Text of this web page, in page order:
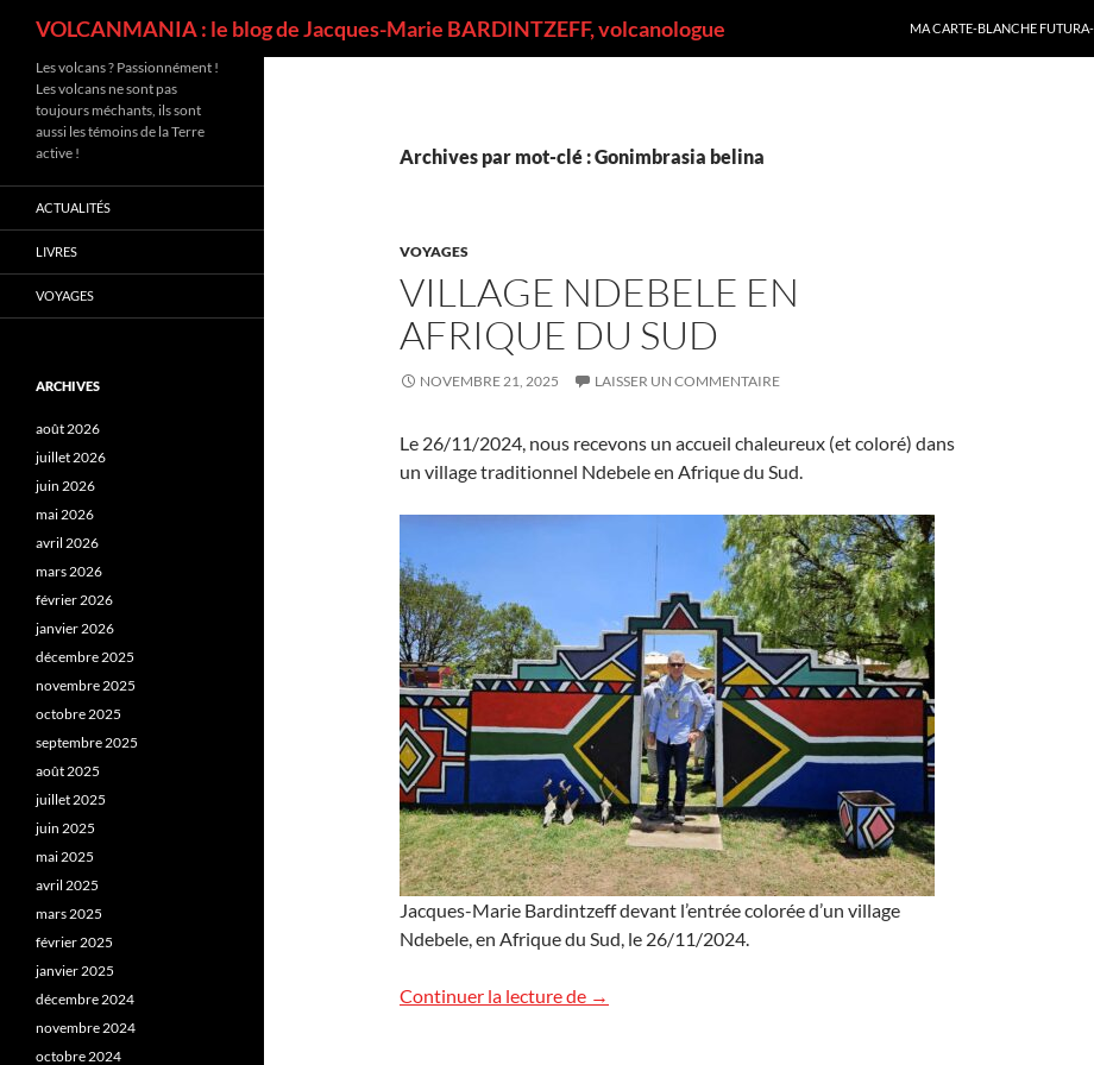
VOLCANMANIA : le blog de Jacques-Marie BARDINTZEFF, volcanologue
MA CARTE-BLANCHE
Archives par mot-clé : Gonimbrasia belina
VOYAGES
VILLAGE NDEBELE EN
AFRIQUE DU SUD
NOVEMBRE 21, 2025 LAISSER UN COMMENTAIRE
Le 26/11/2024, nous recevons un accueil chaleureux (et coloré) dans
un village traditionnel Ndebele en Afrique du Sud.
Jacques-Marie Bardintzeff devant l’entrée colorée d’un village
Ndebele, en Afrique du Sud, le 26/11/2024.
Continuer la lecture de Village Ndebele en Afrique du Sud
→
Les volcans ? Passionnément !
Les volcans ne sont pas
toujours méchants, ils sont
aussi les témoins de la Terre
active !
ACTUALITÉS
LIVRES
VOYAGES
ARCHIVES
août 2026
juillet 2026
juin 2026
mai 2026
avril 2026
mars 2026
février 2026
janvier 2026
décembre 2025
novembre 2025
octobre 2025
septembre 2025
août 2025
juillet 2025
juin 2025
mai 2025
avril 2025
mars 2025
février 2025
janvier 2025
décembre 2024
novembre 2024
octobre 2024